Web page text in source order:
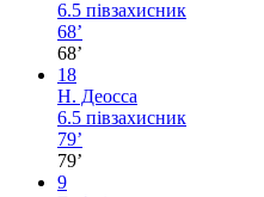
6.5 півзахисник
68’
68’
18
Н. Деосса
6.5 півзахисник
79’
79’
9